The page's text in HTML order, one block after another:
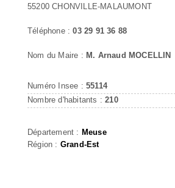
55200 CHONVILLE-MALAUMONT
Téléphone :03 29 91 36 88
Nom du Maire : M. Arnaud MOCELLIN
Numéro Insee : 55114
Nombre d'habitants :210
Département : Meuse
Région : Grand-Est